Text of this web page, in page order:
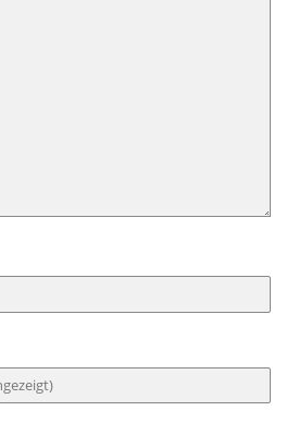
Taupe passen perfekt
wie in eine
ein; dunkle Blautöne